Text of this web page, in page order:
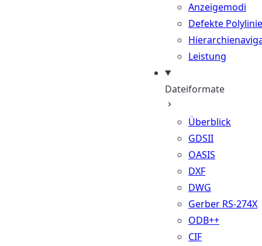
Anzeigemodi
Defekte
Leistung
Dateiformate
Überblick
GDSII
OASIS
DXF
DWG
Gerber RS-274X
ODB++
CIF